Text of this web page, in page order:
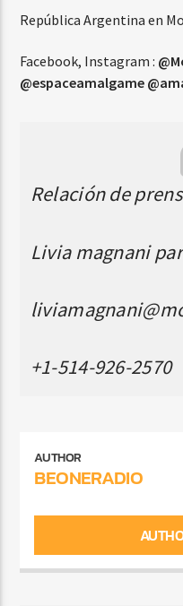
República Argentina en
Facebook, Instagram :
@espaceamalgame
Relación de
Livia magnani
+1-514-926-2570
AUTHOR
BEONERADIO